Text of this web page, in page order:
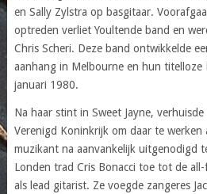
en Sally Zylstra op basgitaar.
optreden verliet Youltende band en
Chris Scheri. Deze band ontwikkelde
aanhang in Melbourne en hun titelloze
januari 1980.
Na haar stint in Sweet Jayne,
Verenigd Koninkrijk om daar te werken
muzikant na aanvankelijk uitgenodigd
Londen trad Cris Bonacci toe tot de
als lead gitarist. Ze voegde zangeres